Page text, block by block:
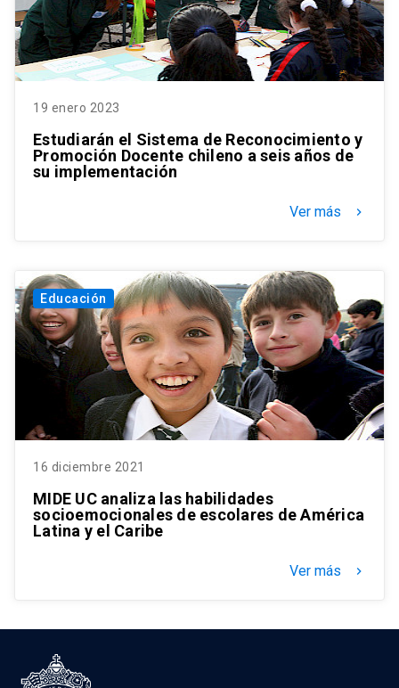
19 enero 2023
Estudiarán el Sistema de Reconocimiento y
Promoción Docente chileno a seis años de
su implementación
Ver más keyboard_arrow_right
Educación
16 diciembre 2021
MIDE UC analiza las habilidades
socioemocionales de escolares de América
Latina y el Caribe
Ver más keyboard_arrow_right